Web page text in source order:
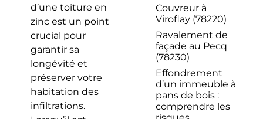
d’une toiture en
zinc est un point
crucial pour
garantir sa
longévité et
préserver votre
habitation des
infiltrations.
Couvreur à
Viroflay (78220)
Ravalement de
façade au Pecq
(78230)
Effondrement
d’un immeuble à
pans de bois :
comprendre les